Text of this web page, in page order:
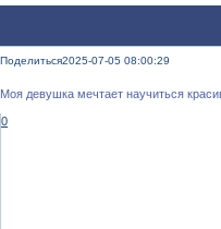
Поделиться2025-07-05 08:00:29
Моя девушка мечтает научиться
0